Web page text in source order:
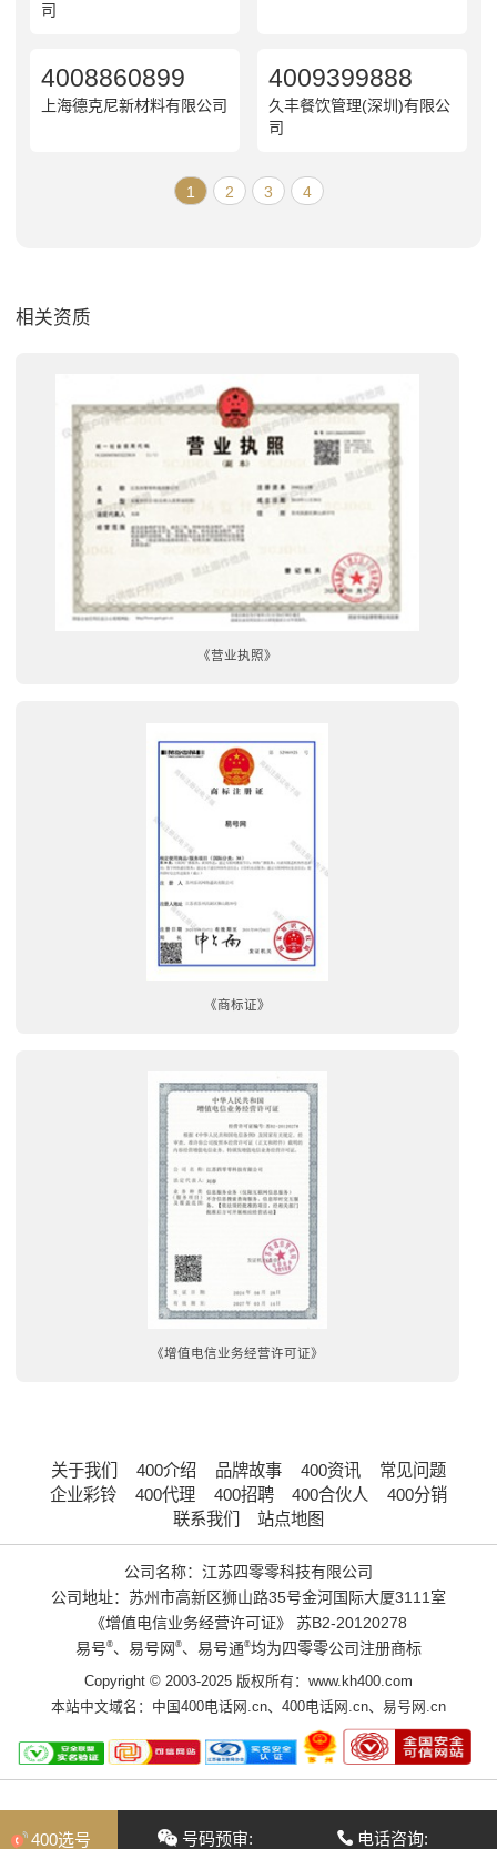
司
4008860899
上海德克尼新材料有限公司
4009399888
久丰餐饮管理(深圳)有限公
司
1 2 3 4
相关资质
《营业执照》
《商标证》
《增值电信业务经营许可证》
关于我们 400介绍 品牌故事 400资讯
常见问题
企业彩铃
400代理 400招聘 400合伙人
400分销
联系我们
站点地图
公司名称：江苏四零零科技有限公司
公司地址：苏州市高新区狮山路35号金河国际大厦3111室
《增值电信业务经营许可证》
苏B2-20120278
易号®、易号网®、易号通®均为四零零公司注册商标
Copyright © 2003-2025 版权所有：www.kh400.com
本站中文域名： 中国400电话网.cn、 400电话网.cn、 易号网.cn
400选号 号码预审: 电话咨询: